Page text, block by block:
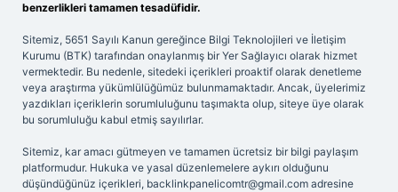
benzerlikleri tamamen tesadüfidir.
Sitemiz, 5651 Sayılı Kanun gereğince Bilgi Teknolojileri ve İletişim
Kurumu (BTK) tarafından onaylanmış bir Yer Sağlayıcı olarak hizmet
vermektedir. Bu nedenle, sitedeki içerikleri proaktif olarak denetleme
veya araştırma yükümlülüğümüz bulunmamaktadır. Ancak, üyelerimiz
yazdıkları içeriklerin sorumluluğunu taşımakta olup, siteye üye olarak
bu sorumluluğu kabul etmiş sayılırlar.
Sitemiz, kar amacı gütmeyen ve tamamen ücretsiz bir bilgi paylaşım
platformudur. Hukuka ve yasal düzenlemelere aykırı olduğunu
düşündüğünüz içerikleri, backlinkpanelicomtr@gmail.com adresine